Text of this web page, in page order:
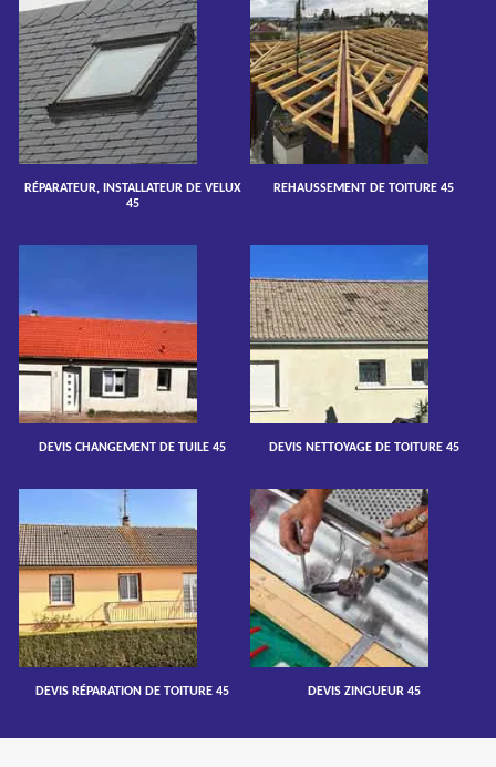
RÉPARATEUR, INSTALLATEUR DE VELUX
45
REHAUSSEMENT DE TOITURE 45
DEVIS CHANGEMENT DE TUILE 45 DEVIS NETTOYAGE DE TOITURE 45
DEVIS RÉPARATION DE TOITURE 45 DEVIS ZINGUEUR 45